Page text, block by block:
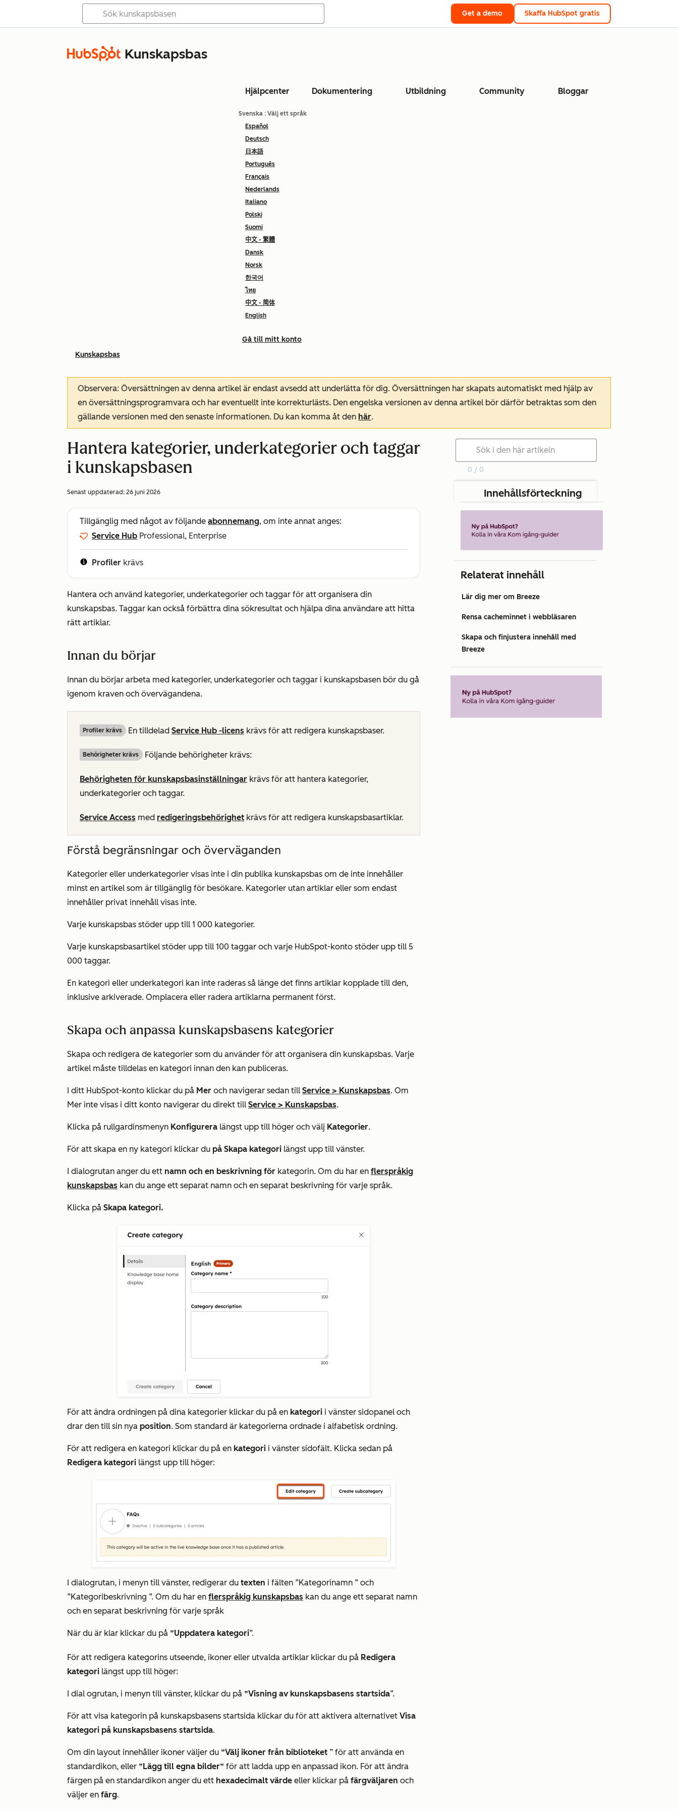
Get a demo Skaffa HubSpot gratis
Kunskapsbas
Hjälpcenter Dokumentering Utbildning Community Bloggar
Svenska : Välj ett språk
Español
Deutsch
日本語
Português
Français
Nederlands
Italiano
Polski
Suomi
中文 - 繁體
Dansk
Norsk
한국어
ไทย
中文 - 简体
English
Gå till mitt konto
Kunskapsbas
Observera: Översättningen av denna artikel är endast avsedd att underlätta för dig. Översättningen har skapats automatiskt med hjälp av
en översättningsprogramvara och har eventuellt inte korrekturlästs. Den engelska versionen av denna artikel bör därför betraktas som den
gällande versionen med den senaste informationen. Du kan komma åt den här.
Hantera kategorier, underkategorier och taggar
i kunskapsbasen
Senast uppdaterad: 26 juni 2026
Tillgänglig med något av följande abonnemang, om inte annat anges:
Service Hub Professional, Enterprise
Profiler krävs
Hantera och använd kategorier, underkategorier och taggar för att organisera din
kunskapsbas. Taggar kan också förbättra dina sökresultat och hjälpa dina användare att hitta
rätt artiklar.
Innan du börjar
Innan du börjar arbeta med kategorier, underkategorier och taggar i kunskapsbasen bör du gå
igenom kraven och övervägandena.
Profiler krävs En tilldelad Service Hub -licens krävs för att redigera kunskapsbaser.
Behörigheter krävs Följande behörigheter krävs:
Behörigheten för kunskapsbasinställningar krävs för att hantera kategorier,
underkategorier och taggar.
Service Access med redigeringsbehörighet krävs för att redigera kunskapsbasartiklar.
Förstå begränsningar och överväganden
Kategorier eller underkategorier visas inte i din publika kunskapsbas om de inte innehåller
minst en artikel som är tillgänglig för besökare. Kategorier utan artiklar eller som endast
innehåller privat innehåll visas inte.
Varje kunskapsbas stöder upp till 1 000 kategorier.
Varje kunskapsbasartikel stöder upp till 100 taggar och varje HubSpot-konto stöder upp till 5
000 taggar.
En kategori eller underkategori kan inte raderas så länge det finns artiklar kopplade till den,
inklusive arkiverade. Omplacera eller radera artiklarna permanent först.
Skapa och anpassa kunskapsbasens kategorier
Skapa och redigera de kategorier som du använder för att organisera din kunskapsbas. Varje
artikel måste tilldelas en kategori innan den kan publiceras.
I ditt HubSpot-konto klickar du på Mer och navigerar sedan till Service > Kunskapsbas. Om
Mer inte visas i ditt konto navigerar du direkt till Service > Kunskapsbas.
Klicka på rullgardinsmenyn Konfigurera längst upp till höger och välj Kategorier.
För att skapa en ny kategori klickar du på Skapa kategori längst upp till vänster.
I dialogrutan anger du ett namn och en beskrivning för kategorin. Om du har en flerspråkig
kunskapsbas kan du ange ett separat namn och en separat beskrivning för varje språk.
Klicka på Skapa kategori.
För att ändra ordningen på dina kategorier klickar du på en kategori i vänster sidopanel och
drar den till sin nya position. Som standard är kategorierna ordnade i alfabetisk ordning.
För att redigera en kategori klickar du på en kategori i vänster sidofält. Klicka sedan på
Redigera kategori längst upp till höger:
I dialogrutan, i menyn till vänster, redigerar du texten i fälten ”Kategorinamn ” och
”Kategoribeskrivning ”. Om du har en flerspråkig kunskapsbas kan du ange ett separat namn
och en separat beskrivning för varje språk
När du är klar klickar du på ”Uppdatera kategori”.
För att redigera kategorins utseende, ikoner eller utvalda artiklar klickar du på Redigera
kategori längst upp till höger:
I dial ogrutan, i menyn till vänster, klickar du på ”Visning av kunskapsbasens startsida”.
För att visa kategorin på kunskapsbasens startsida klickar du för att aktivera alternativet Visa
kategori på kunskapsbasens startsida.
Om din layout innehåller ikoner väljer du ”Välj ikoner från biblioteket ” för att använda en
standardikon, eller ”Lägg till egna bilder” för att ladda upp en anpassad ikon. För att ändra
färgen på en standardikon anger du ett hexadecimalt värde eller klickar på färgväljaren och
väljer en färg.
0 / 0
Innehållsförteckning
Relaterat innehåll
Lär dig mer om Breeze
Rensa cacheminnet i webbläsaren
Skapa och finjustera innehåll med
Breeze